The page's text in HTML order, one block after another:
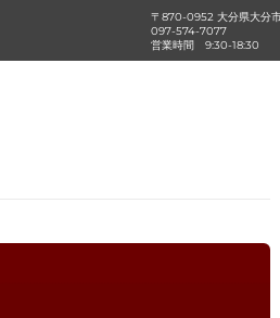
〒870-0952 大分県大分
097-574-7077
営業時間
9:30-18:30